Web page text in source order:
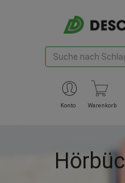
Konto Warenkorb